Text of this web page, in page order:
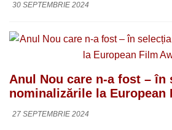
30 SEPTEMBRIE 2024
Anul Nou care n-a fost – în
nominalizările la European
27 SEPTEMBRIE 2024